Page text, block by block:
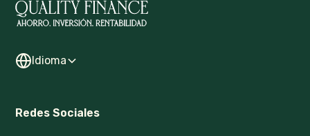
Idioma
Redes Sociales